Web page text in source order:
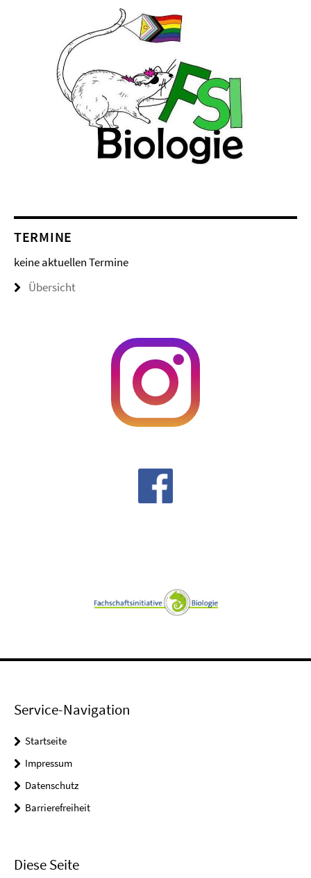
TERMINE
keine aktuellen Termine
Übersicht
Service-Navigation
Startseite
Impressum
Datenschutz
Barrierefreiheit
Diese Seite